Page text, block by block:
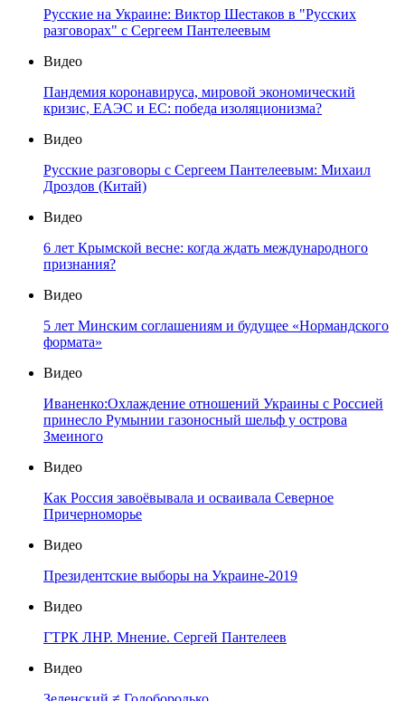
Русские на Украине: Виктор Шестаков в "Русских
разговорах" с Сергеем Пантелеевым
Видео
Пандемия коронавируса, мировой экономический
кризис, ЕАЭС и ЕС: победа изоляционизма?
Видео
Русские разговоры с Сергеем Пантелеевым: Михаил
Дроздов (Китай)
Видео
6 лет Крымской весне: когда ждать международного
признания?
Видео
5 лет Минским соглашениям и будущее «Нормандского
формата»
Видео
Иваненко:Охлаждение отношений Украины с Россией
принесло Румынии газоносный шельф у острова
Змеиного
Видео
Как Россия завоёвывала и осваивала Северное
Причерноморье
Видео
Президентские выборы на Украине-2019
Видео
ГТРК ЛНР. Мнение. Сергей Пантелеев
Видео